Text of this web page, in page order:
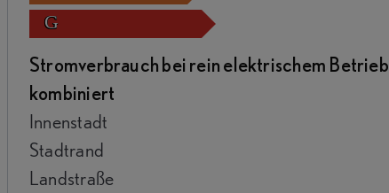
G
Stromverbrauch bei rein elektrischem Betrieb
kombiniert
Innenstadt
Stadtrand
Landstraße